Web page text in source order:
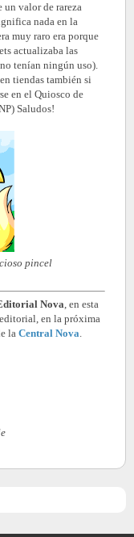
valor de rareza
nada en la
muy raro era porque
actualizaba las
tenían ningún uso).
tiendas también si
en el Quiosco de
Saludos!
pincel
Nova, en esta
en la próxima
la Central Nova.